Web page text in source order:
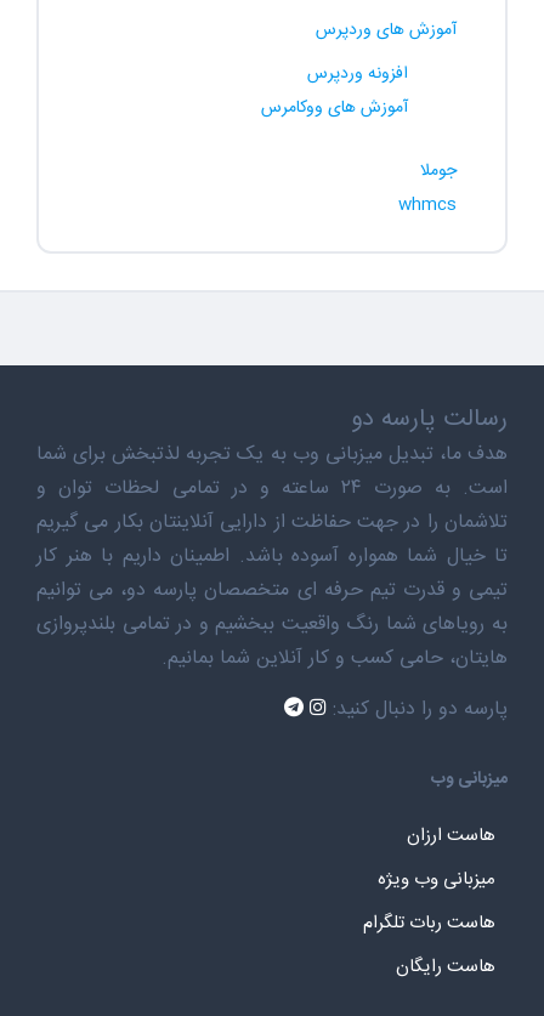
آموزش های وردپرس
افزونه وردپرس
آموزش های ووکامرس
جوملا
whmcs
رسالت پارسه دو
هدف ما، تبدیل میزبانی وب به یک تجربه لذتبخش برای شما
است. به صورت ۲۴ ساعته و در تمامی لحظات توان و
تلاشمان را در جهت حفاظت از دارایی آنلاینتان بکار می گیریم
تا خیال شما همواره آسوده باشد. اطمینان داریم با هنر کار
تیمی و قدرت تیم حرفه ای متخصصان پارسه دو، می توانیم
به رویاهای شما رنگ واقعیت ببخشیم و در تمامی بلندپروازی
هایتان، حامی کسب و کار آنلاین شما بمانیم.
پارسه دو را دنبال کنید:
میزبانی وب
هاست ارزان
میزبانی وب ویژه
هاست ربات تلگرام
هاست رایگان